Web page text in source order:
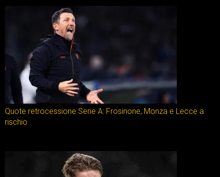
Quote retrocessione Serie A: Frosinone, Monza e Lecce a
rischio